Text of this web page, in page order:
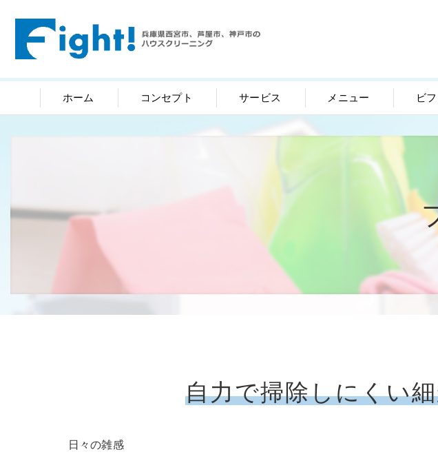
ホーム コンセプト サービス メニュー ビ
自力で掃除しにくい
日々の雑感